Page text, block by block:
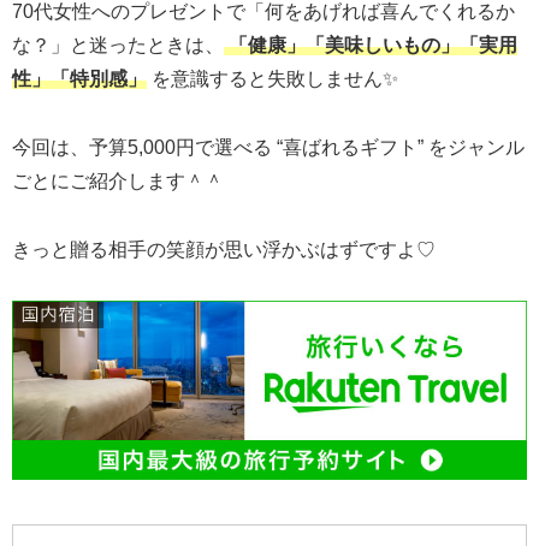
70代女性へのプレゼントで「何をあげれば喜んでくれるか
な？」と迷ったときは、
「健康」「美味しいもの」「実用
性」「特別感」 を意識すると失敗しません✨
今回は、予算5,000円で選べる “喜ばれるギフト” をジャンル
ごとにご紹介します＾＾
きっと贈る相手の笑顔が思い浮かぶはずですよ♡